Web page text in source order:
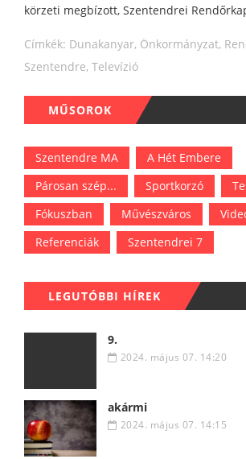
körzeti megbízott, Szentendrei
Címkék: Dunakanyar, Önkormányzat,
Szentendre, Televízió
MŰSOROK
Szentendre MA
A Hét Embere
Párosan szép...
Sportkorzó
Fókuszban
Művészváros
Referenciák
Szentendrei 7
LEGUTÓBBI HÍREK
9.
2024. május 07. 14:20
akármi
2024. május 07. 14:15